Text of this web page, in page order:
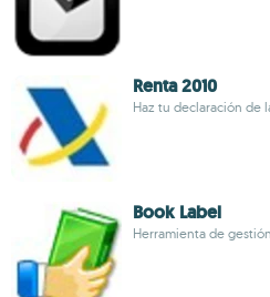
Renta 2010
Haz tu declaración de
Book Label
Herramienta de